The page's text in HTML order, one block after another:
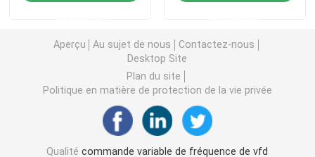
Appareil à fréquence variable pour grue
Optimisateur solaire
Aperçu Au sujet de nous
Contactez-nous
Desktop Site
Plan du site
Politique en matière de protection de la vie privée
Qualitécommande variable de fréquence de vfd